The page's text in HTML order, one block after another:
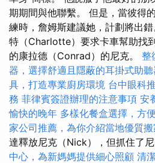
期期間與他聯繫。 但是，當彼得
練時，詹姆斯建議她，計劃將出
特（Charlotte）要求卡車幫助找
的康拉德（Conrad）的尼克。 整
器，選擇舒適且隱蔽的耳掛式助聽
具，打造專業廚房環境 台中眼科
務 菲律賓簽證辦理的注意事項 安
愉快的晚年 多樣化餐盒選擇，方
家公司推薦，為你介紹當地優質搬
達釋放尼克（Nick），但抓住了
中心，為新媽媽提供細心照顧 清